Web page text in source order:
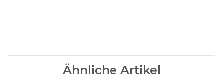
Ähnliche Artikel